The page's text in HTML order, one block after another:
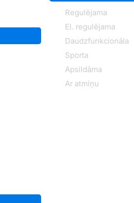
Regulējama
El. regulējama
Daudzfunkcionāla
Sporta
Apsildāma
Ar atmiņu